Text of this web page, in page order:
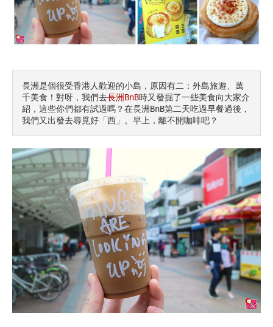
長洲是個很受香港人歡迎的小島，原因有二：外島旅遊、萬
千美食！對呀，我們去長洲BnB時又發掘了一些美食向大家介
紹，這些你們都有試過嗎？在長洲BnB第二天吃過早餐過後，
我們又出發去尋覓好「西」。早上，離不開咖啡吧？